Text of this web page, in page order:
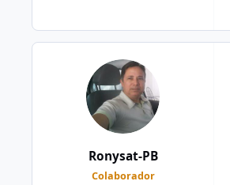
Ronysat-PB
Colaborador